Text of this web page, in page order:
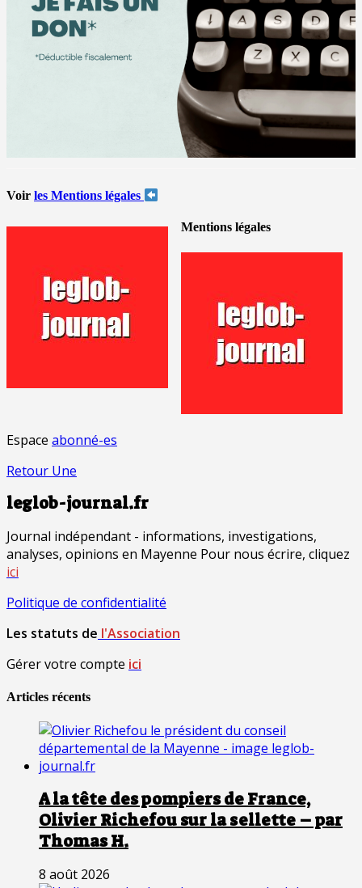
Voir les Mentions légales
Mentions légales
Espace abonné-es
Retour Une
leglob-journal.fr
Journal indépendant - informations, investigations,
analyses, opinions en Mayenne Pour nous écrire, cliquez
ici
Politique de confidentialité
Les statuts de l'Association
Gérer votre compte ici
Articles récents
A la tête des pompiers de France,
Olivier Richefou sur la sellette – par
Thomas H.
8 août 2026